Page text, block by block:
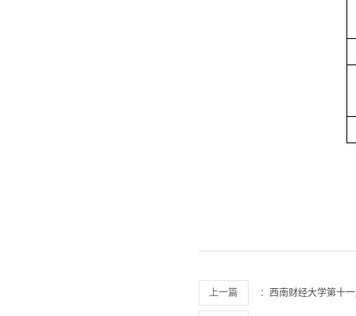
上一篇 ： 西南财经大学第十